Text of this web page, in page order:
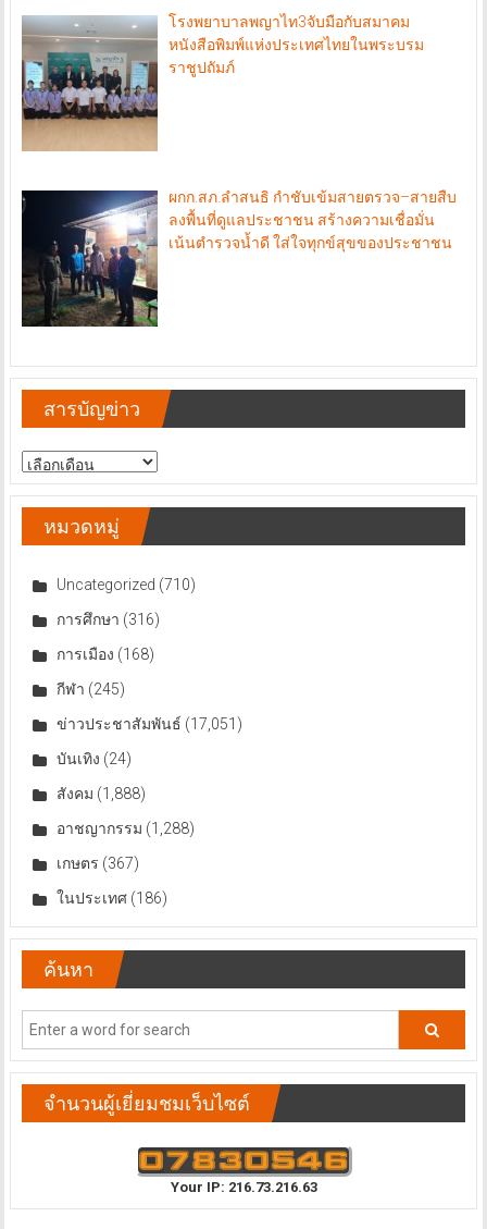
โรงพยาบาลพญาไท3จับมือกับสมาคม
หนังสือพิมพ์แห่งประเทศไทยในพระบรม
ราชูปถัมภ์
ผกก.สภ.ลำสนธิ กำชับเข้มสายตรวจ–สายสืบ
ลงพื้นที่ดูแลประชาชน สร้างความเชื่อมั่น
เน้นตำรวจน้ำดี ใส่ใจทุกข์สุขของประชาชน
สารบัญข่าว
สารบัญ
ข่าว
หมวดหมู่
Uncategorized (710)
การศึกษา (316)
การเมือง (168)
กีฬา (245)
ข่าวประชาสัมพันธ์ (17,051)
บันเทิง (24)
สังคม (1,888)
อาชญากรรม (1,288)
เกษตร (367)
ในประเทศ(186)
ค้นหา
จำนวนผู้เยี่ยมชมเว็บไซต์
Your IP: 216.73.216.63